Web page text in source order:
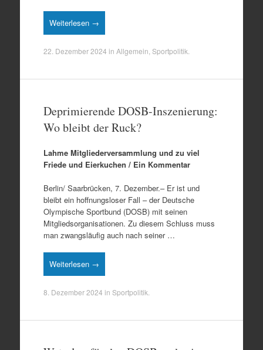
Weiterlesen →
22. Dezember 2024 in Allgemein Sportpolitik
Deprimierende DOSB-Inszenierung:
Wo bleibt der Ruck?
Lahme Mitgliederversammlung und zu viel
Friede und Eierkuchen / Ein Kommentar
Berlin/ Saarbrücken, 7. Dezember.– Er ist und
bleibt ein hoffnungsloser Fall – der Deutsche
Olympische Sportbund (DOSB) mit seinen
Mitgliedsorganisationen. Zu diesem Schluss muss
man zwangsläufig auch nach seiner …
Weiterlesen →
8. Dezember 2024 in Sportpolitik